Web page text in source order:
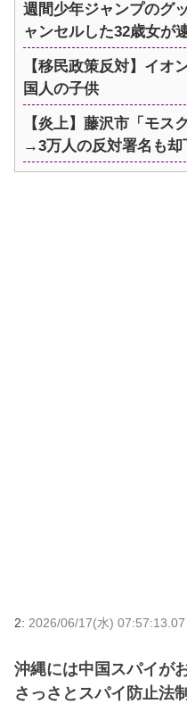
週間少年ジャンプのグ
ャンセルした32歳女が
【移民政策反対】イオ
国人の子供
【炎上】藤沢市「モス
→3万人の反対署名も却
2: 2026/06/17(水)
沖縄には中国スパイが
さっさとスパイ防止法